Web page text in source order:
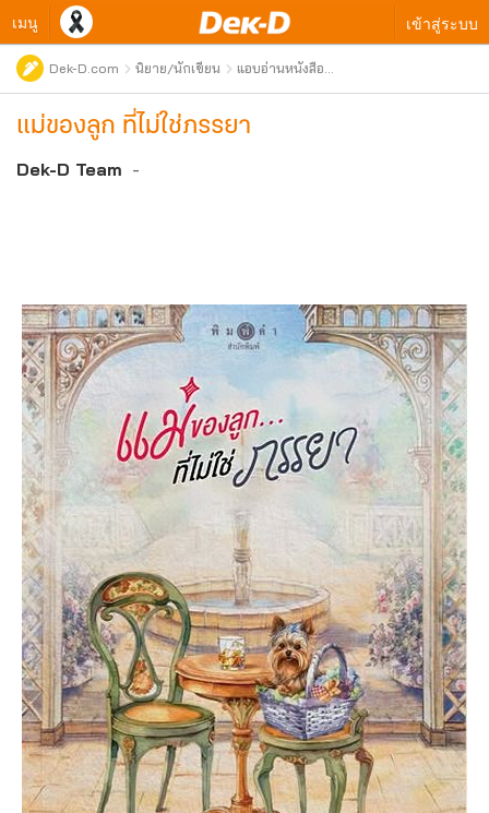
เมนู เข้าสู่ระบบ
Dek-D.com นิยาย/นักเขียน
แอบอ่านหนังสือ
แม่ของลูก ที่ไม่ใช่ภรรยา
Dek-D Team -